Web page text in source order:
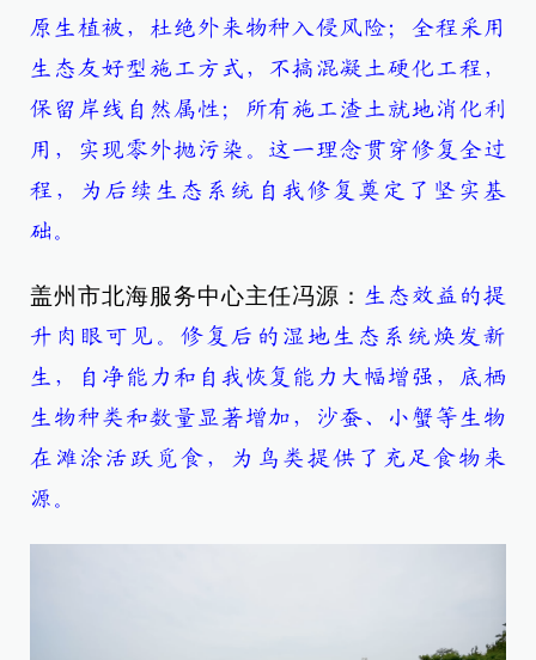
原生植被，杜绝外来物种入侵风险；全程采用
生态友好型施工方式，不搞混凝土硬化工程，
保留岸线自然属性；所有施工渣土就地消化利
用，实现零外抛污染。这一理念贯穿修复全过
程，为后续生态系统自我修复奠定了坚实基
础。
盖州市北海服务中心主任冯源： 生态效益的提
升肉眼可见。修复后的湿地生态系统焕发新
生，自净能力和自我恢复能力大幅增强，底栖
生物种类和数量显著增加，沙蚕、小蟹等生物
在滩涂活跃觅食，为鸟类提供了充足食物来
源。